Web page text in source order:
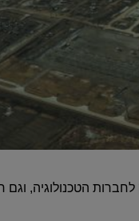
הטכנולוגיה, וגם